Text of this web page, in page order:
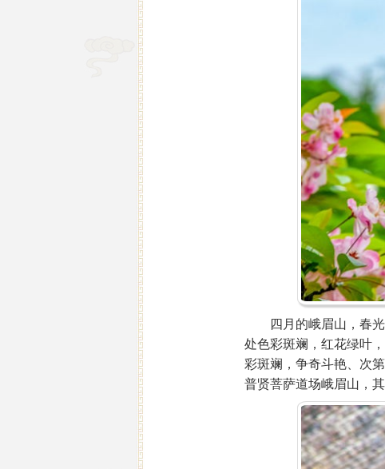
四月的峨眉山，春光
处色彩斑斓，红花绿叶
彩斑斓，争奇斗艳、次
普贤菩萨道场峨眉山，